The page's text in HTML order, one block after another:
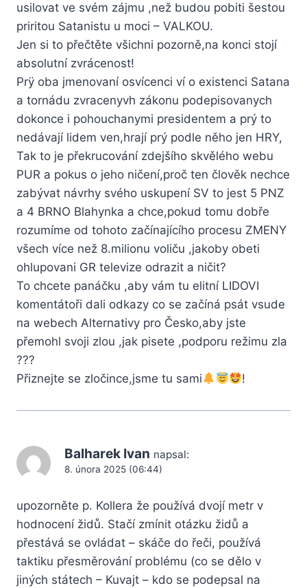
usilovat ve svém zájmu ,než budou pobiti šestou
priritou Satanistu u moci – VALKOU.
Jen si to přečtěte všichni pozorně,na konci stojí
absolutní zvrácenost!
Prÿ oba jmenovaní osvícenci ví o existenci Satana
a tornádu zvracenyvh zákonu podepisovanych
dokonce i pohouchanymi presidentem a prý to
nedávají lidem ven,hrají prý podle něho jen HRY,
Tak to je překrucování zdejšího skvělého webu
PUR a pokus o jeho ničení,proč ten člověk nechce
zabývat návrhy svého uskupení SV to jest 5 PNZ
a 4 BRNO Blahynka a chce,pokud tomu dobře
rozumíme od tohoto začínajícího procesu ZMENY
všech více než 8.milionu voliču ,jakoby obeti
ohlupovani GR televize odrazit a ničit?
To chcete panáčku ,aby vám tu elitní LIDOVI
komentátoři dali odkazy co se začíná psát vsude
na webech Alternativy pro Česko,aby jste
přemohl svoji zlou ,jak pisete ,podporu režimu zla
???
Přiznejte se zločince,jsme tu sami
!
Balharek Ivan napsal:
8. února 2025 (06:44)
upozorněte p. Kollera že používá dvojí metr v
hodnocení židů. Stačí zmínit otázku židů a
přestává se ovládat – skáče do řeči, používá
taktiku přesměrování problému (co se dělo v
jiných státech – Kuvajt – kdo se podepsal na